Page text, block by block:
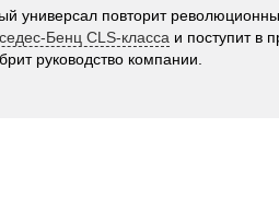
универсал повторит
Бенц CLS-класса и поступит в
руководство компании.